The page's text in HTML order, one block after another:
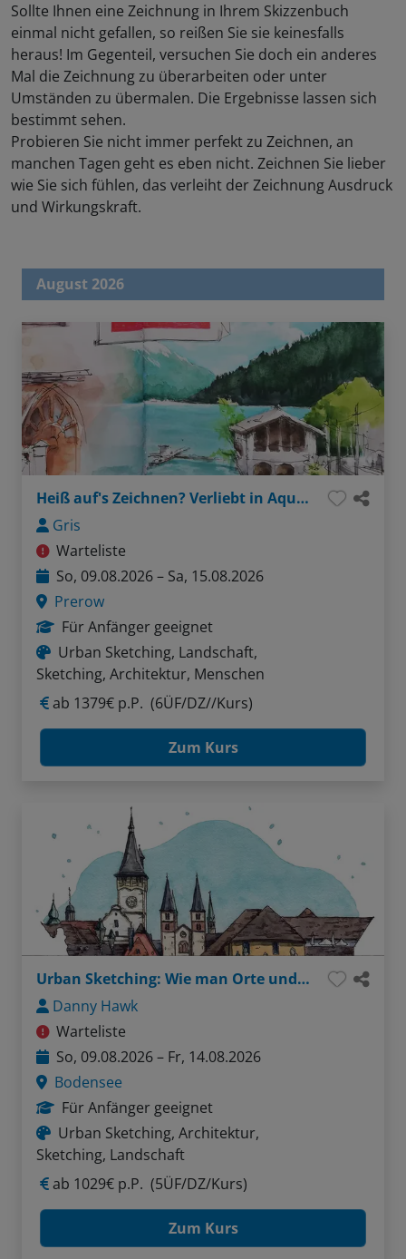
Sollte Ihnen eine Zeichnung in Ihrem Skizzenbuch
einmal nicht gefallen, so reißen Sie sie keinesfalls
heraus! Im Gegenteil, versuchen Sie doch ein anderes
Mal die Zeichnung zu überarbeiten oder unter
Umständen zu übermalen. Die Ergebnisse lassen sich
bestimmt sehen.
Probieren Sie nicht immer perfekt zu Zeichnen, an
manchen Tagen geht es eben nicht. Zeichnen Sie lieber
wie Sie sich fühlen, das verleiht der Zeichnung Ausdruck
und Wirkungskraft.
August 2026
Heiß auf's Zeichnen? Verliebt in Aquarell?
Gris
Warteliste
So, 09.08.2026 – Sa, 15.08.2026
Prerow
Für Anfänger geeignet
Urban Sketching, Landschaft,
Sketching, Architektur, Menschen
ab 1379€ p.P. (6ÜF/DZ//Kurs)
Zum Kurs
Urban Sketching: Wie man Orte und Gebäude sprechen lässt
Danny Hawk
Warteliste
So, 09.08.2026 – Fr, 14.08.2026
Bodensee
Für Anfänger geeignet
Urban Sketching, Architektur,
Sketching, Landschaft
ab 1029€ p.P. (5ÜF/DZ/Kurs)
Zum Kurs